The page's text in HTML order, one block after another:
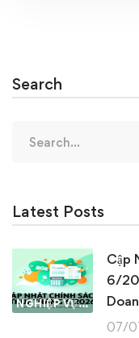
Search
for:
Latest Posts
NGHIỆP VỤ KẾ TOÁN & THUẾ
Cập
6/
07/